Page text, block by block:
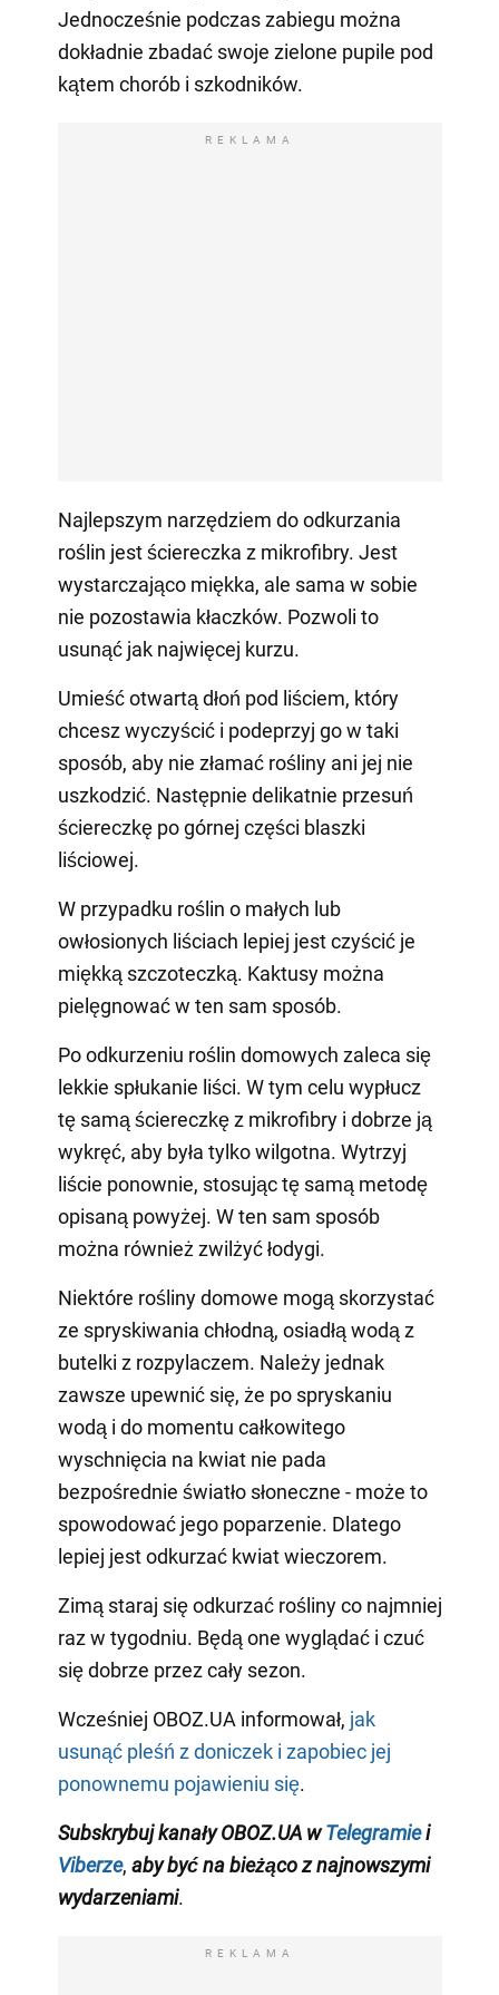
Jednocześnie podczas zabiegu można
dokładnie zbadać swoje zielone pupile pod
kątem chorób i szkodników.
REKLAMA
Najlepszym narzędziem do odkurzania
roślin jest ściereczka z mikrofibry. Jest
wystarczająco miękka, ale sama w sobie
nie pozostawia kłaczków. Pozwoli to
usunąć jak najwięcej kurzu.
Umieść otwartą dłoń pod liściem, który
chcesz wyczyścić i podeprzyj go w taki
sposób, aby nie złamać rośliny ani jej nie
uszkodzić. Następnie delikatnie przesuń
ściereczkę po górnej części blaszki
liściowej.
W przypadku roślin o małych lub
owłosionych liściach lepiej jest czyścić je
miękką szczoteczką. Kaktusy można
pielęgnować w ten sam sposób.
Po odkurzeniu roślin domowych zaleca się
lekkie spłukanie liści. W tym celu wypłucz
tę samą ściereczkę z mikrofibry i dobrze ją
wykręć, aby była tylko wilgotna. Wytrzyj
liście ponownie, stosując tę samą metodę
opisaną powyżej. W ten sam sposób
można również zwilżyć łodygi.
Niektóre rośliny domowe mogą skorzystać
ze spryskiwania chłodną, osiadłą wodą z
butelki z rozpylaczem. Należy jednak
zawsze upewnić się, że po spryskaniu
wodą i do momentu całkowitego
wyschnięcia na kwiat nie pada
bezpośrednie światło słoneczne - może to
spowodować jego poparzenie. Dlatego
lepiej jest odkurzać kwiat wieczorem.
Zimą staraj się odkurzać rośliny co najmniej
raz w tygodniu. Będą one wyglądać i czuć
się dobrze przez cały sezon.
Wcześniej OBOZ.UA informował, jak
usunąć pleśń z doniczek i zapobiec jej
ponownemu pojawieniu się.
Subskrybuj kanały OBOZ.UA wTelegramiei
Viberze, aby być na bieżąco z najnowszymi
wydarzeniami.
REKLAMA